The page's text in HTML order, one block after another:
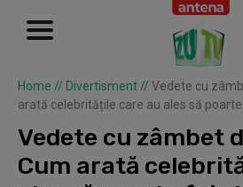
Home // Divertisment // Vedete cu
arată celebritățile care au ales să
Vedete cu zâmbet
Cum arată